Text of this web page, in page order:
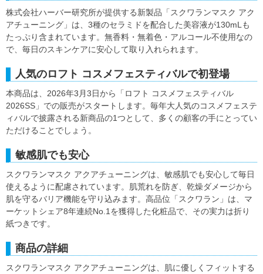
株式会社ハーバー研究所が提供する新製品「スクワランマスク アク
アチューニング」は、3種のセラミドを配合した美容液が130mLも
たっぷり含まれています。無香料・無着色・アルコール不使用なの
で、毎日のスキンケアに安心して取り入れられます。
人気のロフト コスメフェスティバルで初登場
本商品は、2026年3月3日から「ロフト コスメフェスティバル
2026SS」での販売がスタートします。毎年大人気のコスメフェステ
ィバルで披露される新商品の1つとして、多くの顧客の手にとってい
ただけることでしょう。
敏感肌でも安心
スクワランマスク アクアチューニングは、敏感肌でも安心して毎日
使えるように配慮されています。肌荒れを防ぎ、乾燥ダメージから
肌を守るバリア機能を守り込みます。高品位「スクワラン」は、マ
ーケットシェア8年連続No.1を獲得した化粧品で、その実力は折り
紙つきです。
商品の詳細
スクワランマスク アクアチューニングは、肌に優しくフィットする